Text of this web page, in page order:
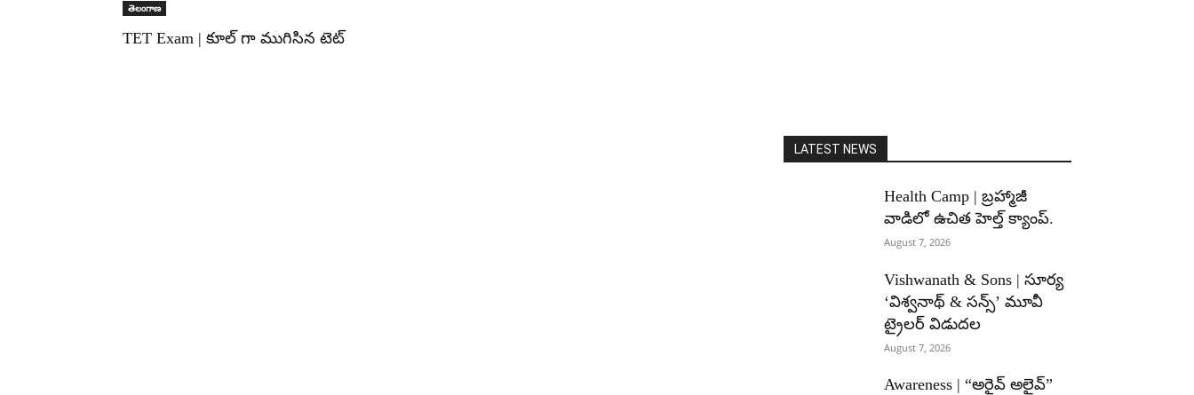
తెలంగాణ
TET Exam | కూల్ గా ముగిసిన టెట్
LATEST NEWS
Health Camp | బ్రహ్మాజీ
వాడిలో ఉచిత హెల్త్ క్యాంప్.
August 7, 2026
Vishwanath & Sons | సూర్య
‘విశ్వనాథ్ & సన్స్’ మూవీ
ట్రైలర్ విడుదల
August 7, 2026
Awareness | “అరైవ్ అలైవ్”